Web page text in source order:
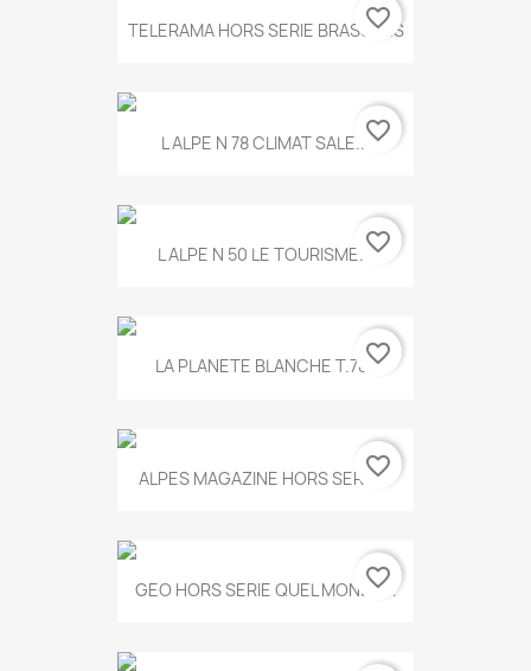
TELERAMA HORS SERIE BRASSENS
favorite_border
L ALPE N 78 CLIMAT SALE...favorite_border
L ALPE N 50 LE TOURISME...favorite_border
LA PLANETE BLANCHE T.785favorite_border
ALPES MAGAZINE HORS SERIE...
favorite_border
GEO HORS SERIE QUEL MONDE...
favorite_border